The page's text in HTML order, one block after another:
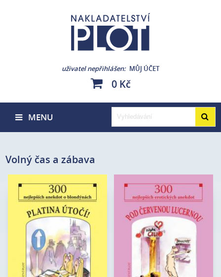
uživatel nepřihlášen MŮJ ÚČET
0 Kč
MENU
Volný čas a zábava
Kabaret
Počet
stran:
80
Formát:
105 x 140
Vazba:
V8a (pevná)
Obrazová
část:
Ilustrace Jiří Novák a
Jaroslav Skoupý
Datum
vydání:
16. 6. 2021
Kabaret
Počet
stran:
80
Formát:
105 x 140
V8a (pevná)
Ilustrace Jiří Novák a
Jaroslav Skoupý
Datum
vydání:
16. 6. 2021